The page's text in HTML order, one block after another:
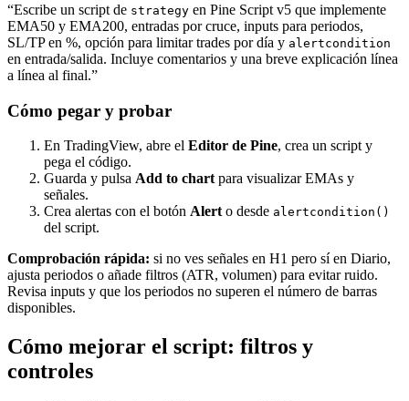
“Escribe un script de strategy en Pine Script v5 que implemente
EMA50 y EMA200, entradas por cruce, inputs para periodos,
SL/TP en %, opción para limitar trades por día y alertcondition
en entrada/salida. Incluye comentarios y una breve explicación línea
a línea al final.”
Cómo pegar y probar
En TradingView, abre el Editor de Pine, crea un script y
pega el código.
Guarda y pulsa Add to chart para visualizar EMAs y
señales.
Crea alertas con el botón Alert o desde alertcondition()
del script.
Comprobación rápida: si no ves señales en H1 pero sí en Diario,
ajusta periodos o añade filtros (ATR, volumen) para evitar ruido.
Revisa inputs y que los periodos no superen el número de barras
disponibles.
Cómo mejorar el script: filtros y
controles